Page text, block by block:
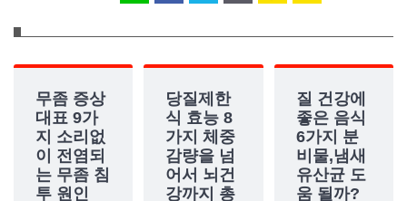
무좀 증상
대표 9가
지 소리없
이 전염되
는 무좀 침
투 원인
당질제한
식 효능 8
가지 체중
감량을 넘
어서 뇌건
강까지 총
질 건강에
좋은 음식
6가지 분
비물,냄새
유산균 도
움 될까?